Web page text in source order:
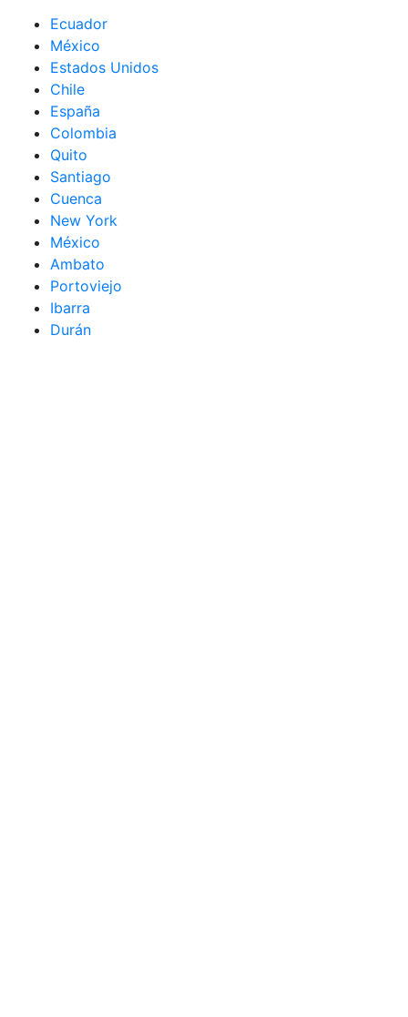
Ecuador
México
Estados Unidos
Chile
España
Colombia
Quito
Santiago
Cuenca
New York
México
Ambato
Portoviejo
Ibarra
Durán